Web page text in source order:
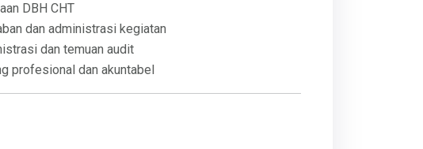
DBH CHT
dan administrasi kegiatan
dan temuan audit
profesional dan akuntabel